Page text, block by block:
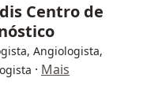
Centro de
Angiologista,
· Mais